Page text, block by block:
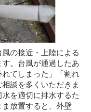
の接近・上陸による
。台風が通過したあ
てしまった」「割れ
談を多くいただきま
を適切に排水するた
放置すると、外壁